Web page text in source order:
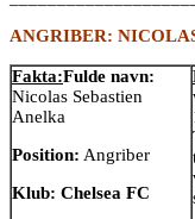
ANGRIBER:
Fakta:Fulde navn:
Nicolas Sebastien
Anelka
Position: Angriber
Klub: Chelsea FC